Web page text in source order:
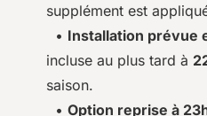
supplément est
• Installation prévue
incluse au plus tard à
saison.
• Option reprise à